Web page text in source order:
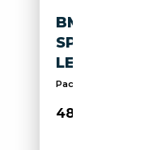
BMW X2 M
SPORT HUD
LED DAB
Pack Sport, Affichage
48 995€